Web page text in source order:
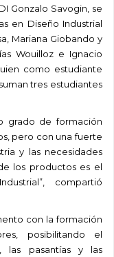
Gonzalo Savogin, se
en Diseño Industrial
Mariana Giobando y
Wouilloz e Ignacio
como estudiante
tres estudiantes
grado de formación
pero con una fuerte
y las necesidades
los productos es el
compartió
con la formación
posibilitando el
las pasantías y las